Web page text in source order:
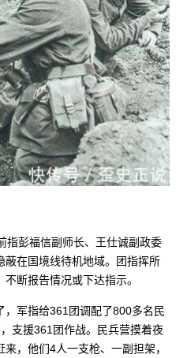
指彭福信副师长、王仕诚副政委
蔽在国境线待机地域。团指挥所
断报告情况或下达指示。
，军指给361团调配了800多名民
支援361团作战。民兵营摸着夜
，他们4人一支枪、一副担架，